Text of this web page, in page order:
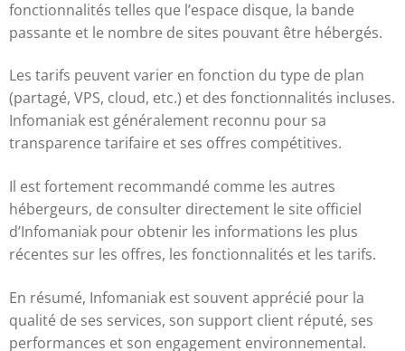
fonctionnalités telles que l’espace disque, la bande
passante et le nombre de sites pouvant être hébergés.
Les tarifs peuvent varier en fonction du type de plan
(partagé, VPS, cloud, etc.) et des fonctionnalités incluses.
Infomaniak est généralement reconnu pour sa
transparence tarifaire et ses offres compétitives.
Il est fortement recommandé comme les autres
hébergeurs, de consulter directement le site officiel
d’Infomaniak pour obtenir les informations les plus
récentes sur les offres, les fonctionnalités et les tarifs.
En résumé, Infomaniak est souvent apprécié pour la
qualité de ses services, son support client réputé, ses
performances et son engagement environnemental.